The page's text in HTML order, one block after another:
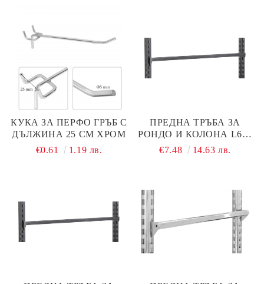
КУКА ЗА ПЕРФО ГРЪБ С
ДЪЛЖИНА 25 СМ ХРОМ
€0.61
1.19 лв.
ПРЕДНА ТРЪБА ЗА
РОНДО И КОЛОНА L600
ММ ЧЕРЕН МАТ
€7.48 14.63 лв.